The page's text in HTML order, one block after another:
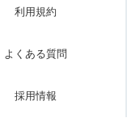
られ、どれから
利用規約
よくある質問
採用情報